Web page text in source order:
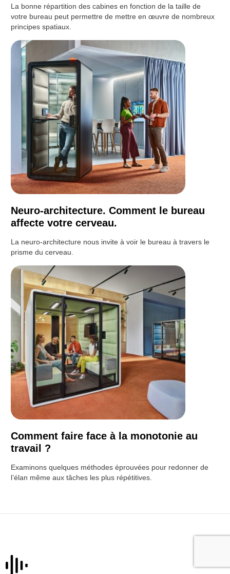
La bonne répartition des cabines en fonction de la taille de
votre bureau peut permettre de mettre en œuvre de nombreux
principes spatiaux.
Neuro-architecture. Comment le bureau
affecte votre cerveau.
La neuro-architecture nous invite à voir le bureau à travers le
prisme du cerveau.
Comment faire face à la monotonie au
travail ?
Examinons quelques méthodes éprouvées pour redonner de
l’élan même aux tâches les plus répétitives.